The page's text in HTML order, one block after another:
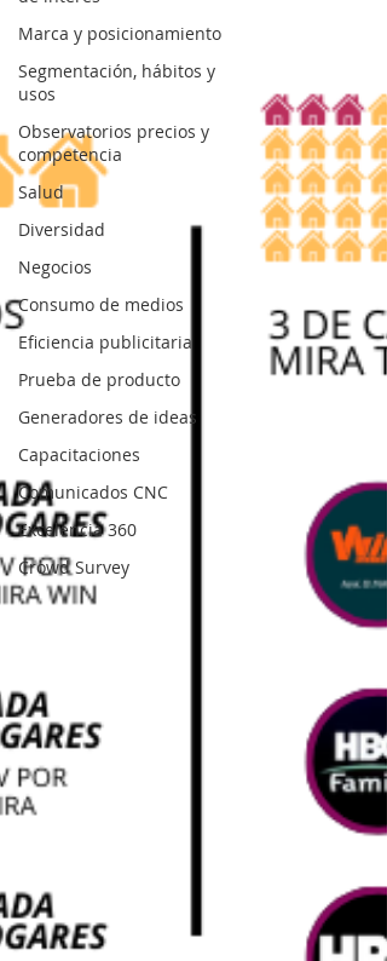
Marca y posicionamiento
Segmentación, hábitos y
usos
Observatorios precios y
competencia
Salud
Diversidad
Negocios
Consumo de medios
Eficiencia publicitaria
Prueba de producto
Generadores de ideas
Capacitaciones
Comunicados CNC
Excelencia 360
Crowd Survey